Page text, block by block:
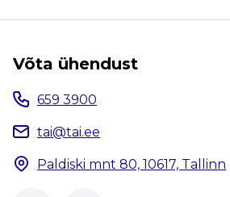
Võta ühendust
659 3900
tai@tai.ee
Paldiski mnt 80, 10617, Tallinn